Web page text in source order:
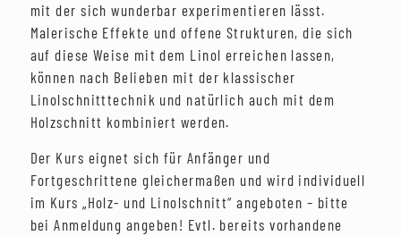
mit der sich wunderbar experimentieren lässt.
Malerische Effekte und offene Strukturen, die sich
auf diese Weise mit dem Linol erreichen lassen,
können nach Belieben mit der klassischer
Linolschnitttechnik und natürlich auch mit dem
Holzschnitt kombiniert werden.
Der Kurs eignet sich für Anfänger und
Fortgeschrittene gleichermaßen und wird individuell
im Kurs „Holz- und Linolschnitt“ angeboten – bitte
bei Anmeldung angeben! Evtl. bereits vorhandene